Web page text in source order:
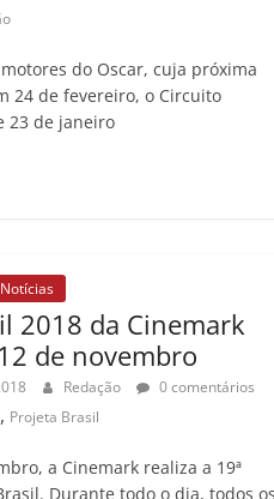
do Oscar, cuja próxima
24 de fevereiro, o Circuito
23 de janeiro
2018 da Cinemark
de novembro
Redação
0 comentários
, Projeta Brasil
a Cinemark realiza a 19ª
Durante todo o dia, todos os